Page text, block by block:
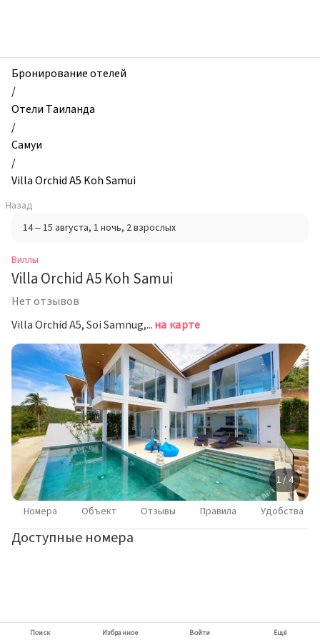
Villa
Orchid
A5
Koh
Samui,
Самуи,
Таиланд
Бронирование отелей
/
Отели Таиланда
/
Самуи
/
Villa Orchid A5 Koh Samui
Назад
14 – 15 августа, 1 ночь, 2 взрослых
Виллы
Villa Orchid A5 Koh Samui
Нет отзывов
Villa Orchid A5, Soi Samnug, Lamai, Самуина карте
1 / 4
Номера Объект Отзывы Правила Удобства
Доступные номера
Поиск Избранное Войти Ещё